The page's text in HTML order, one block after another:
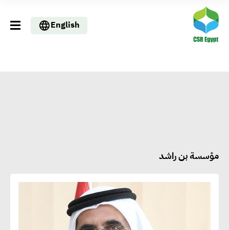
English
مؤسسة بن راشد